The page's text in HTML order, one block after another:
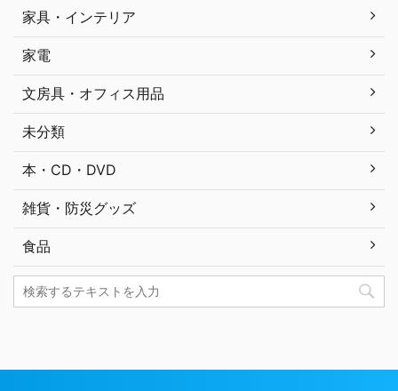
家具・インテリア
家電
文房具・オフィス用品
未分類
本・CD・DVD
雑貨・防災グッズ
食品